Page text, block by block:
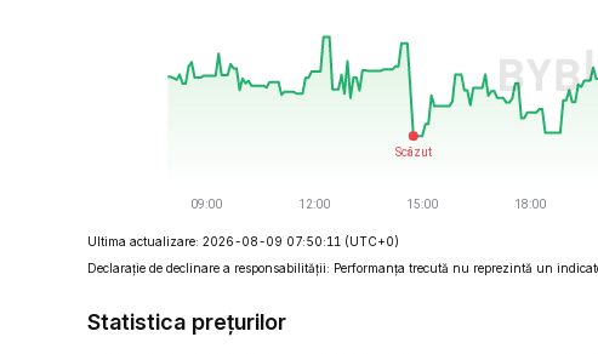
Ultima actualizare: 2026-08-09 07:50:11 (UTC+0)
Declarație de declinare a responsabilității: Performanța trecută nu reprezintă un
Statistica prețurilor